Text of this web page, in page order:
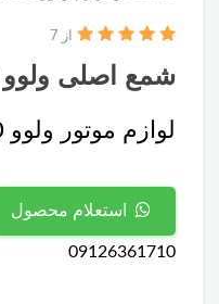
شمع اصلی ولوو XC90
از 7
لوازم موتور ولوو XC90
استعلام محصول
09126361710